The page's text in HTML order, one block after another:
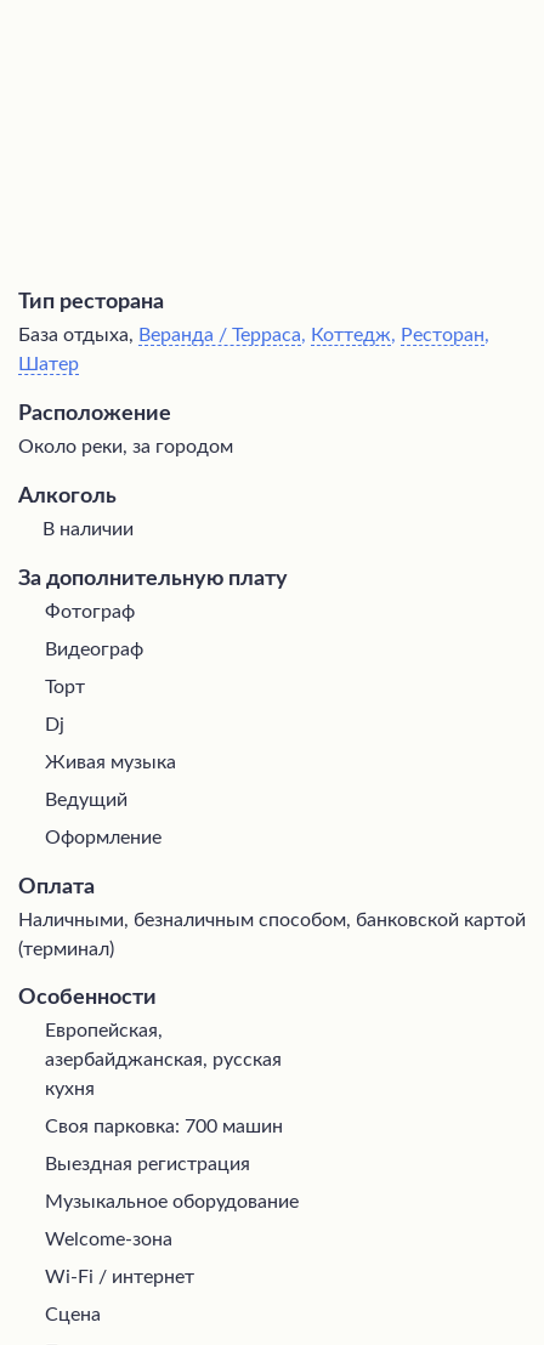
Тип ресторана
База отдыха, Веранда / Терраса, Коттедж, Ресторан,
Шатер
Расположение
Около реки, за городом
Алкоголь
В наличии
За дополнительную плату
Фотограф
Видеограф
Торт
Dj
Живая музыка
Ведущий
Оформление
Оплата
Наличными, безналичным способом, банковской картой
(терминал)
Особенности
Европейская,
азербайджанская, русская
кухня
Своя парковка: 700 машин
Выездная регистрация
Музыкальное оборудование
Welcome-зона
Wi-Fi / интернет
Сцена